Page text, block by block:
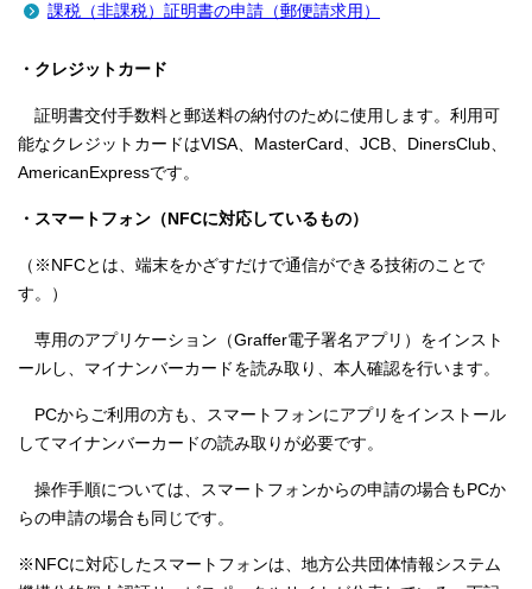
課税（非課税）証明書の申請（郵便請求用）
・クレジットカード
証明書交付手数料と郵送料の納付のために使用します。利用可
能なクレジットカードはVISA、MasterCard、JCB、DinersClub、
AmericanExpressです。
・スマートフォン（NFCに対応しているもの）
（※NFCとは、端末をかざすだけで通信ができる技術のことで
す。）
専用のアプリケーション（Graffer電子署名アプリ）をインスト
ールし、マイナンバーカードを読み取り、本人確認を行います。
PCからご利用の方も、スマートフォンにアプリをインストール
してマイナンバーカードの読み取りが必要です。
操作手順については、スマートフォンからの申請の場合もPCか
らの申請の場合も同じです。
※NFCに対応したスマートフォンは、地方公共団体情報システム